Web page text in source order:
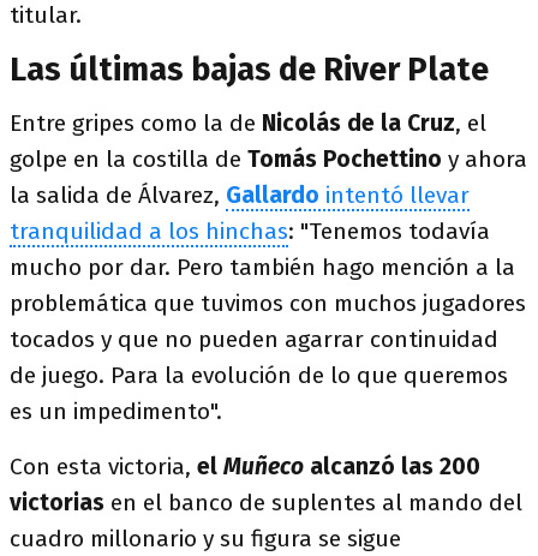
titular.
Las últimas bajas de River Plate
Entre gripes como la de Nicolás de la Cruz, el
golpe en la costilla de Tomás Pochettino y ahora
la salida de Álvarez, Gallardo intentó llevar
tranquilidad a los hinchas: "Tenemos todavía
mucho por dar. Pero también hago mención a la
problemática que tuvimos con muchos jugadores
tocados y que no pueden agarrar continuidad
de juego. Para la evolución de lo que queremos
es un impedimento".
Con esta victoria, el Muñeco alcanzó las 200
victorias en el banco de suplentes al mando del
cuadro millonario y su figura se sigue